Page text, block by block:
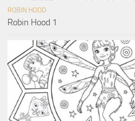
ROBIN HOOD
Robin Hood 1